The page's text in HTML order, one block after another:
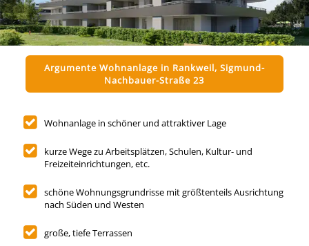
Argumente Wohnanlage in Rankweil, Sigmund-
Nachbauer-Straße 23
Wohnanlage in schöner und attraktiver Lage
kurze Wege zu Arbeitsplätzen, Schulen, Kultur- und
Freizeiteinrichtungen, etc.
schöne Wohnungsgrundrisse mit größtenteils Ausrichtung
nach Süden und Westen
große, tiefe Terrassen